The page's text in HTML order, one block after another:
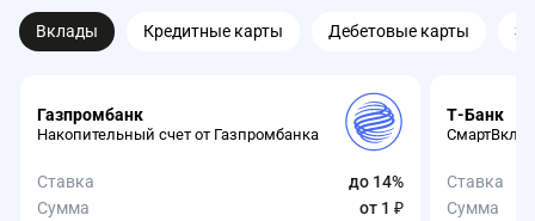
Вклады Кредитные карты Дебетовые карты
Газпромбанк
Накопительный счет от Газпромбанка
Ставка
до 14%
Сумма
от 1 ₽
Т-Банк
Ставка
Сумма